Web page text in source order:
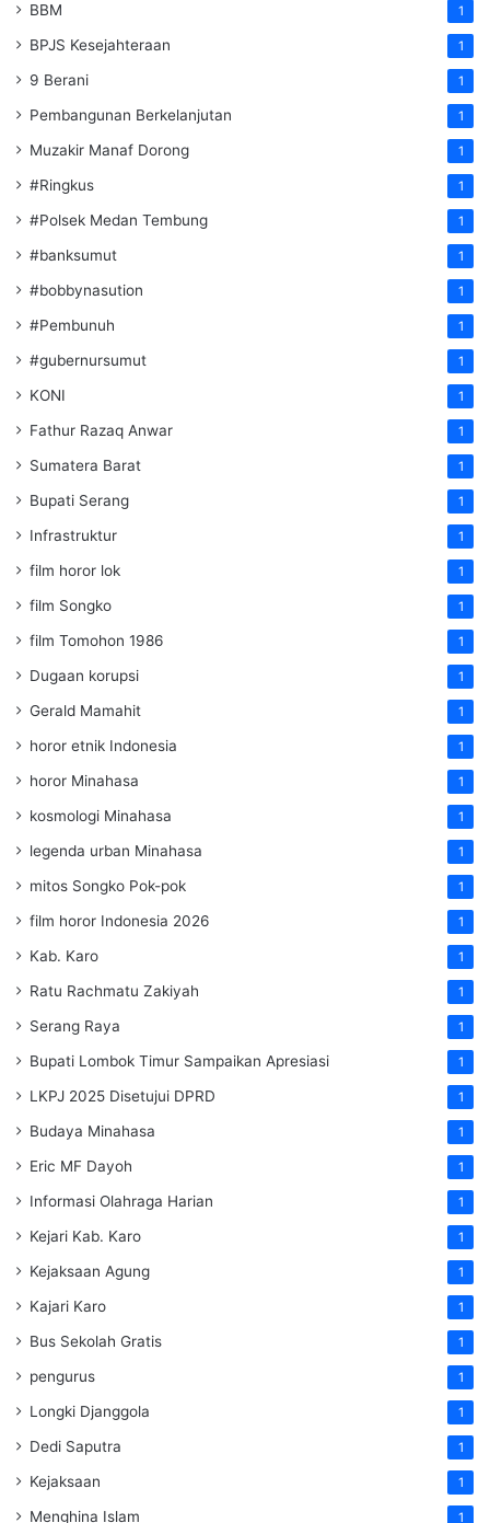
BBM 1
BPJS Kesejahteraan 1
9 Berani 1
Pembangunan Berkelanjutan 1
Muzakir Manaf Dorong 1
#Ringkus 1
#Polsek Medan Tembung 1
#banksumut 1
#bobbynasution 1
#Pembunuh 1
#gubernursumut 1
KONI 1
Fathur Razaq Anwar 1
Sumatera Barat 1
Bupati Serang 1
Infrastruktur 1
film horor lok 1
film Songko 1
film Tomohon 1986 1
Dugaan korupsi 1
Gerald Mamahit 1
horor etnik Indonesia 1
horor Minahasa 1
kosmologi Minahasa 1
legenda urban Minahasa 1
mitos Songko Pok-pok 1
film horor Indonesia 2026 1
Kab. Karo 1
Ratu Rachmatu Zakiyah 1
Serang Raya 1
Bupati Lombok Timur Sampaikan Apresiasi 1
LKPJ 2025 Disetujui DPRD 1
Budaya Minahasa 1
Eric MF Dayoh 1
Informasi Olahraga Harian 1
Kejari Kab. Karo 1
Kejaksaan Agung 1
Kajari Karo 1
Bus Sekolah Gratis 1
pengurus 1
Longki Djanggola 1
Dedi Saputra 1
Kejaksaan 1
Menghina Islam 1